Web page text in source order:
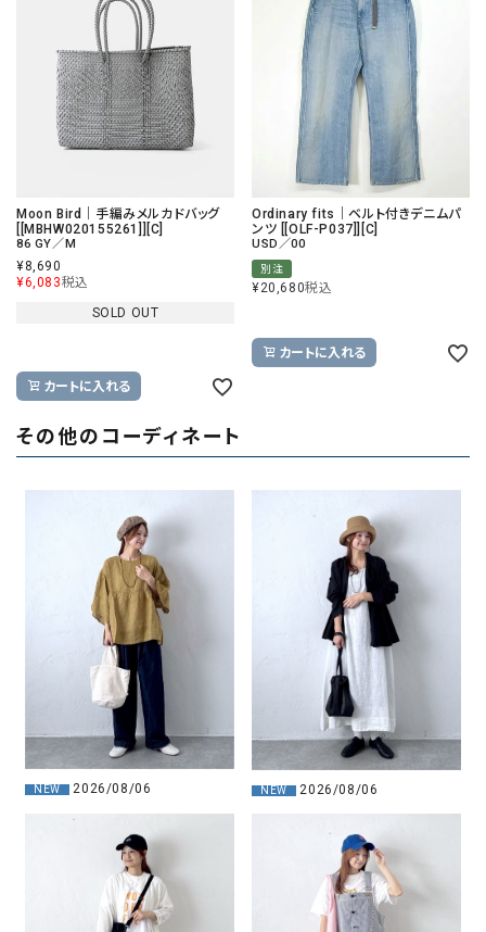
Moon Bird｜手編みメルカドバッグ
[[MBHW020155261]][C]
86 GY／M
¥8,690
¥6,083税込
SOLD OUT
カートに入れる
Ordinary fits｜ベルト付きデニムパ
ンツ [[OLF-P037]][C]
USD／00
別注
¥20,680税込
カートに入れる
その他のコーディネート
NEW 2026/08/06 NEW 2026/08/06